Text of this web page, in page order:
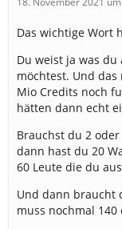
Das wichtige Wort
Du weist ja was
möchtest. Und das
Mio Credits noch
hätten dann echt
Brauchst du 2
dann hast du 20
60 Leute die du
Und dann braucht
muss nochmal